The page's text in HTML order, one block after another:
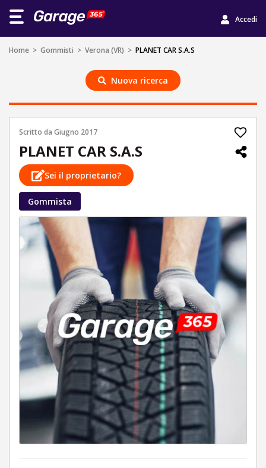
Accedi
Home > Gommisti > Verona (VR) > PLANET CAR S.A.S
Nuova ricerca
Scritto da Giugno 2017
PLANET CAR S.A.S
Sei il proprietario?
Gommista